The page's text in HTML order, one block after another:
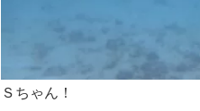
Ｓちゃん！